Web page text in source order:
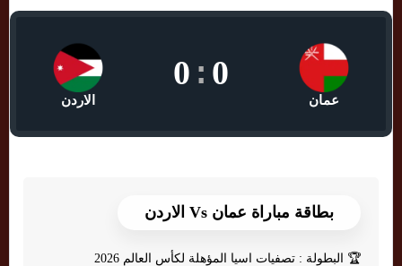
عمان
0
:
0
الاردن
بطاقة مباراة عمان Vs الاردن
🏆 البطولة : تصفيات اسيا المؤهلة لكأس العالم 2026